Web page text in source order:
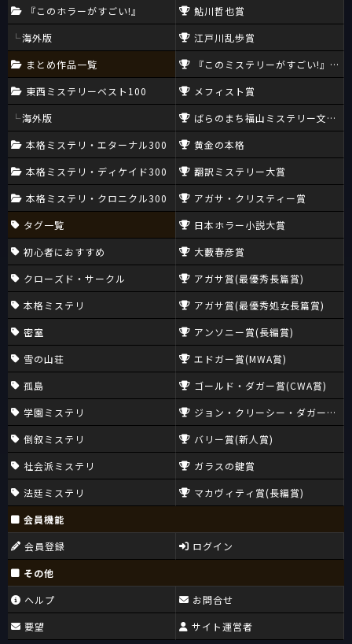
『このホラーがすごい!』
海外版
まとめ作品一覧
東西ミステリーベスト100
海外版
本格ミステリ・エターナル300
本格ミステリ・ディケイド300
本格ミステリ・クロニクル300
タグ一覧
初心者におすすめ
クローズド・サークル
本格ミステリ
密室
雪の山荘
孤島
学園ミステリ
倒叙ミステリ
社会派ミステリ
法廷ミステリ
鮎川哲也賞
江戸川乱歩賞
『このミステリーがすごい!』大賞
メフィスト賞
ばらのまち福山ミステリー文学新
黄金の本格
翻訳ミステリー大賞
アガサ・クリスティー賞
日本ホラー小説大賞
大藪春彦賞
アガサ賞(最優秀長篇賞)
アガサ賞(最優秀処女長篇賞)
アンソニー賞(長編賞)
エドガー賞(MWA賞)
ゴールド・ダガー賞(CWA賞)
ジョン・クリーシー・ダガー賞
バリー賞(新人賞)
ガラスの鍵賞
マカヴィティ賞(長編賞)
会員機能
会員登録
ログイン
その他
ヘルプ
要望
お問合せ
サイト運営者